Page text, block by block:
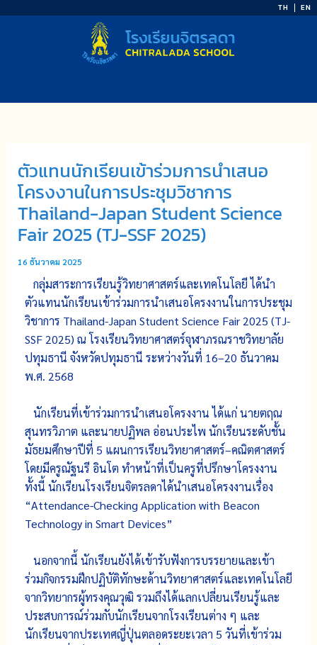
TH EN
ตัวแทนนักเรียนเข้าร่วมการนำเสนอ
โครงงานในการประชุมวิชาการ
Thailand-Japan Student Science
Fair 2025 (TJ-SSF 2025)
16 ธันวาคม 2025
กลุ่มสาระการเรียนรู้วิทยาศาสตร์และเทคโนโลยี ได้นำ
ตัวแทนนักเรียนเข้าร่วมการนำเสนอโครงงานในการประชุม
วิชาการ Thailand-Japan Student Science Fair 2025 (TJ-
SSF 2025) ณ โรงเรียนวิทยาศาสตร์จุฬาภรณราชวิทยาลัย
ปทุมธานี จังหวัดปทุมธานี ระหว่างวันที่ 16–20 ธันวาคม
พ.ศ. 2568
นักเรียนที่เข้าร่วมการนำเสนอโครงงาน ได้แก่ นายตฤณ
สุนทรวิภาต และนายปฏิพล อ่อนประไพ นักเรียนระดับชั้น
มัธยมศึกษาปีที่ 5 แผนการเรียนวิทยาศาสตร์–คณิตศาสตร์
โดยมีครูณัฐนรี อินโต ทำหน้าที่เป็นครูที่ปรึกษาโครงงาน
ทั้งนี้ นักเรียนโรงเรียนจิตรลดาได้นำเสนอโครงงานเรื่อง
“Attendance-Checking Application with Beacon
Technology in Smart Devices”
นอกจากนี้ นักเรียนยังได้เข้ารับฟังการบรรยายและเข้า
ร่วมกิจกรรมฝึกปฏิบัติทักษะด้านวิทยาศาสตร์และเทคโนโลยี
จากวิทยากรผู้ทรงคุณวุฒิ รวมถึงได้แลกเปลี่ยนเรียนรู้และ
ประสบการณ์ร่วมกับนักเรียนจากโรงเรียนต่าง ๆ และ
นักเรียนจากประเทศญี่ปุ่นตลอดระยะเวลา 5 วันที่เข้าร่วม